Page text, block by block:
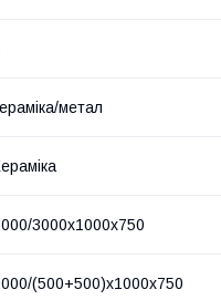
метал
3000х1000х750
(500+500)х1000х750